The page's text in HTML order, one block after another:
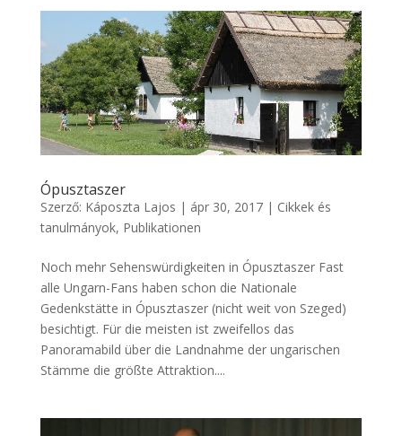
Ópusztaszer
Szerző: Káposzta Lajos | ápr 30, 2017| Cikkek és
tanulmányok, Publikationen
Noch mehr Sehenswürdigkeiten in Ópusztaszer Fast
alle Ungarn-Fans haben schon die Nationale
Gedenkstätte in Ópusztaszer (nicht weit von Szeged)
besichtigt. Für die meisten ist zweifellos das
Panoramabild über die Landnahme der ungarischen
Stämme die größte Attraktion....